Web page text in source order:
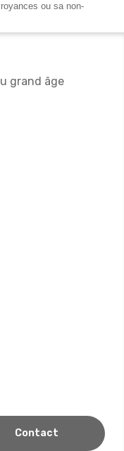
ou sa non-
Contact